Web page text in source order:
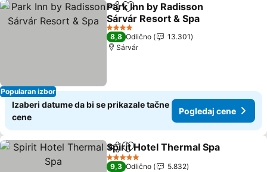
Popularan izbor
Deli Dodati u favorite
Park Inn by Radisson
Sárvár Resort & Spa
Pogledaj cene
4 Zvezdice
8,8 Odlično
13.301
Sárvár
Izaberi datume da bi se prikazale tačne
cene
Pogledaj cene
Deli Dodati u favorite
Spirit Hotel Thermal Spa
5 Zvezdice
9,3 Odlično
5.832